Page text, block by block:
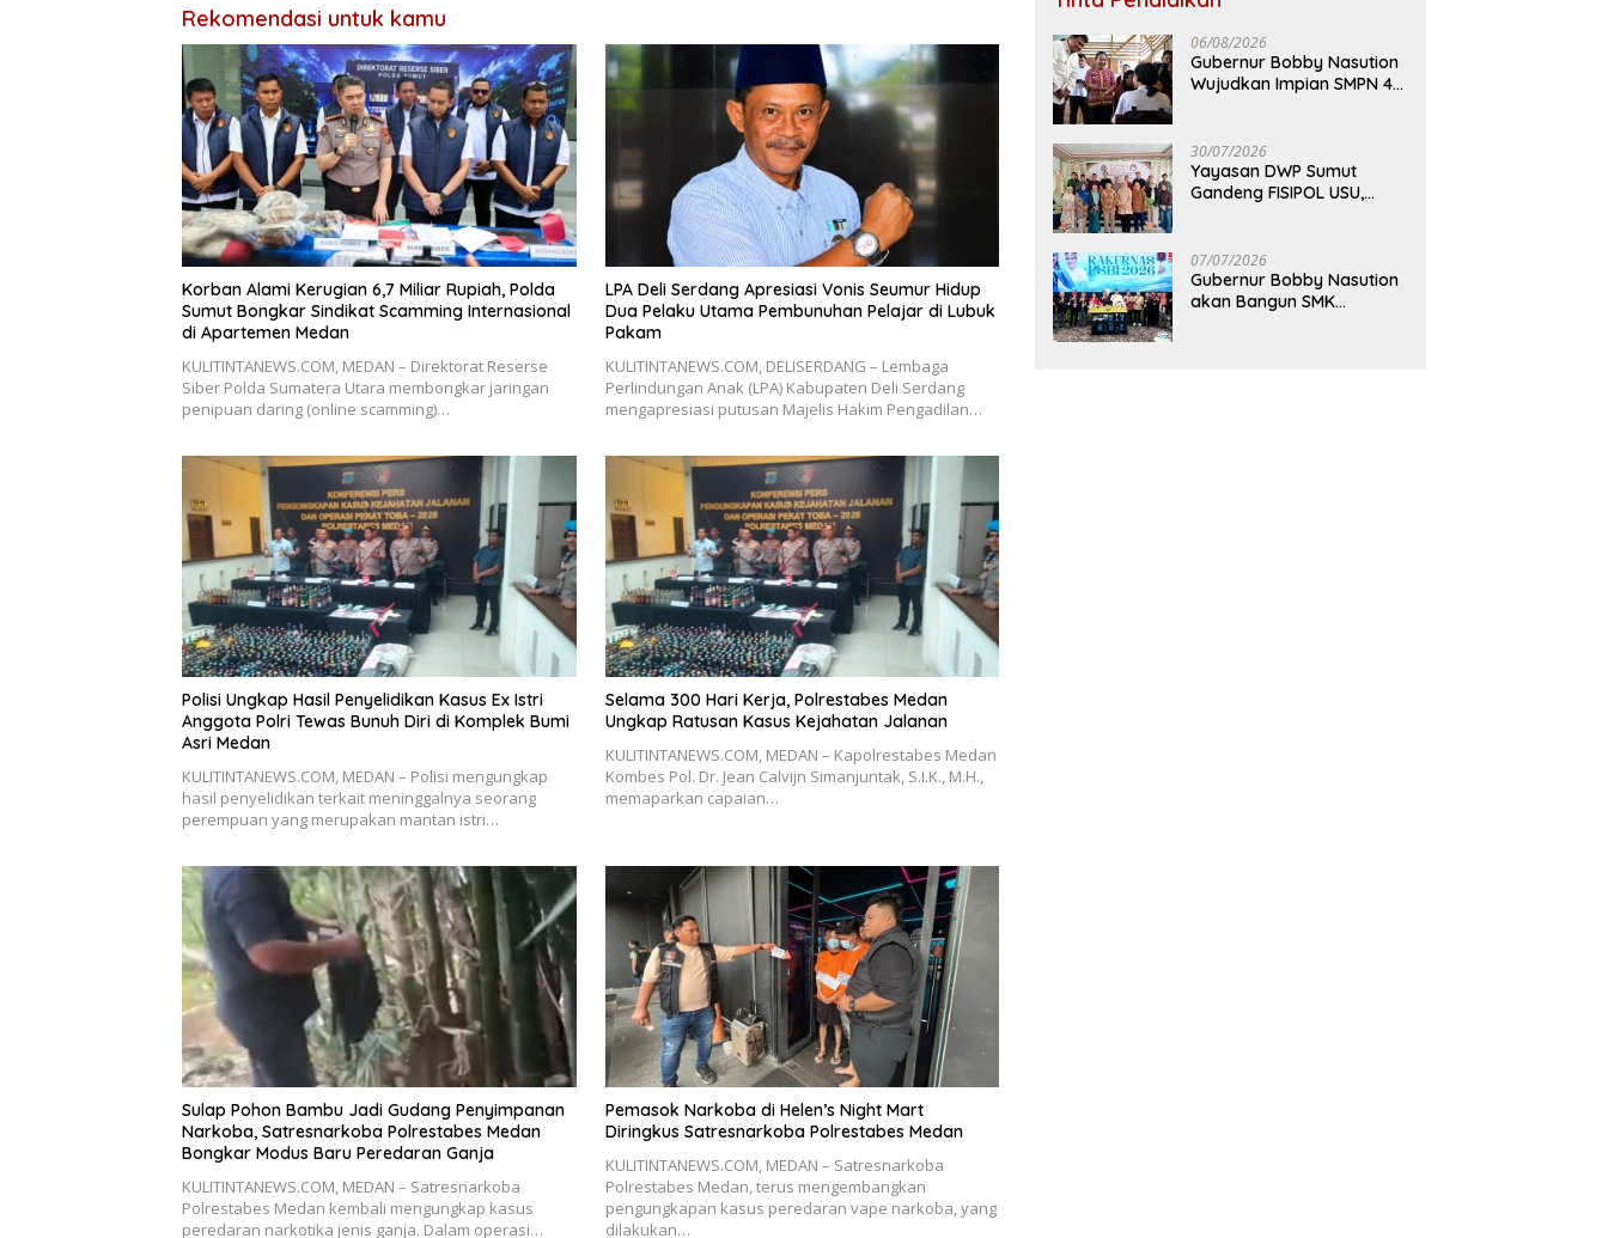
Rekomendasi untuk kamu
Korban Alami Kerugian 6,7 Miliar Rupiah, Polda
Sumut Bongkar Sindikat Scamming Internasional
di Apartemen Medan
KULITINTANEWS.COM, MEDAN – Direktorat Reserse
Siber Polda Sumatera Utara membongkar jaringan
penipuan daring (online scamming)…
LPA Deli Serdang Apresiasi Vonis Seumur Hidup
Dua Pelaku Utama Pembunuhan Pelajar di Lubuk
Pakam
KULITINTANEWS.COM, DELISERDANG – Lembaga
Perlindungan Anak (LPA) Kabupaten Deli Serdang
mengapresiasi putusan Majelis Hakim Pengadilan…
Polisi Ungkap Hasil Penyelidikan Kasus Ex Istri
Anggota Polri Tewas Bunuh Diri di Komplek Bumi
Asri Medan
KULITINTANEWS.COM, MEDAN – Polisi mengungkap
hasil penyelidikan terkait meninggalnya seorang
perempuan yang merupakan mantan istri…
Selama 300 Hari Kerja, Polrestabes Medan
Ungkap Ratusan Kasus Kejahatan Jalanan
KULITINTANEWS.COM, MEDAN – Kapolrestabes Medan
Kombes Pol. Dr. Jean Calvijn Simanjuntak, S.I.K., M.H.,
memaparkan capaian…
Sulap Pohon Bambu Jadi Gudang Penyimpanan
Narkoba, Satresnarkoba Polrestabes Medan
Bongkar Modus Baru Peredaran Ganja
KULITINTANEWS.COM, MEDAN – Satresnarkoba
Polrestabes Medan kembali mengungkap kasus
peredaran narkotika jenis ganja. Dalam operasi…
Pemasok Narkoba di Helen’s Night Mart
Diringkus Satresnarkoba Polrestabes Medan
KULITINTANEWS.COM, MEDAN – Satresnarkoba
Polrestabes Medan, terus mengembangkan
pengungkapan kasus peredaran vape narkoba, yang
dilakukan…
06/08/2026
Gubernur Bobby Nasution
Wujudkan Impian SMPN 4
30/07/2026
Yayasan DWP Sumut
Gandeng FISIPOL USU,
Pendidikan
07/07/2026
Gubernur Bobby Nasution
akan Bangun SMK